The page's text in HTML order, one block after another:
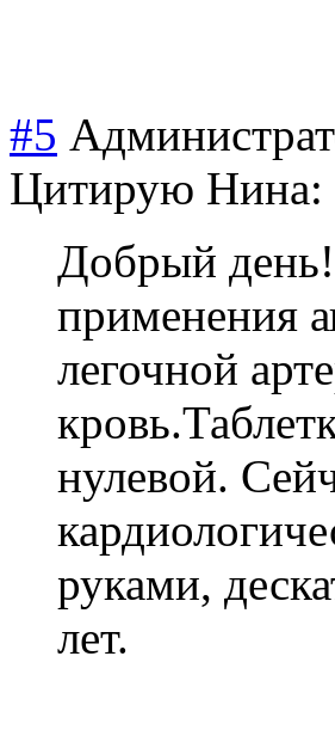
#5
Цитирую Нина:
Добрый
применения
легочной
нулевой.
руками,
лет.